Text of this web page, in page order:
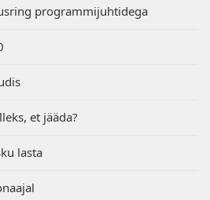
programmijuhtidega
et jääda?
lasta